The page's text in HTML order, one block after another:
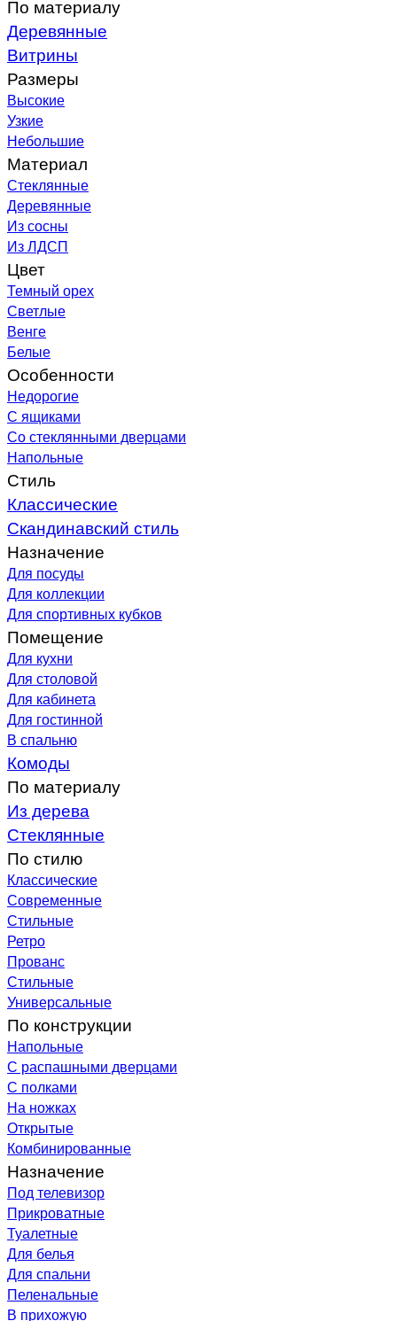
По материалу
Деревянные
Витрины
Размеры
Высокие
Узкие
Небольшие
Материал
Стеклянные
Деревянные
Из сосны
Из ЛДСП
Цвет
Темный орех
Светлые
Венге
Белые
Особенности
Недорогие
С ящиками
Со стеклянными дверцами
Напольные
Стиль
Классические
Скандинавский стиль
Назначение
Для посуды
Для коллекции
Для спортивных кубков
Помещение
Для кухни
Для столовой
Для кабинета
Для гостинной
В спальню
Комоды
По материалу
Из дерева
Стеклянные
По стилю
Классические
Современные
Стильные
Ретро
Прованс
Стильные
Универсальные
По конструкции
Напольные
С распашными дверцами
С полками
На ножках
Открытые
Комбинированные
Назначение
Под телевизор
Прикроватные
Туалетные
Для белья
Для спальни
Пеленальные
В прихожую